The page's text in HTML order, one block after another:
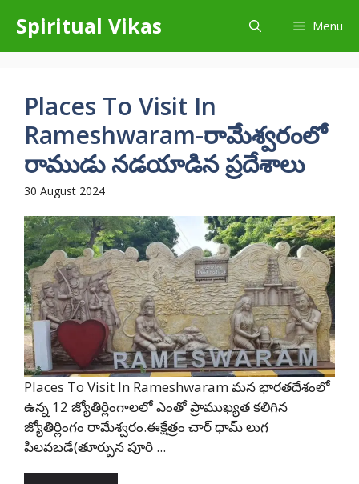
content
Spiritual Vikas Menu
Places To Visit In
Rameshwaram-రామేశ్వరంలో
రాముడు నడయాడిన ప్రదేశాలు
30 August 2024
Places To Visit In Rameshwaram మన భారతదేశంలో
ఉన్న 12 జ్యోతిర్లింగాలలో ఎంతో ప్రాముఖ్యత కలిగిన
జ్యోతిర్లింగం రామేశ్వరం.ఈక్షేత్రం చార్ ధామ్ లుగ
పిలవబడే(తూర్పున పూరి ...